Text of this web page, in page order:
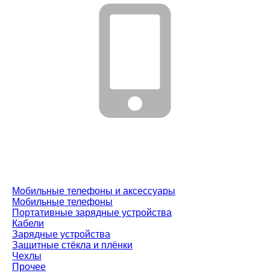
Мобильные телефоны и аксессуары
Мобильные телефоны
Портативные зарядные устройства
Кабели
Зарядные устройства
Защитные стёкла и плёнки
Чехлы
Прочее